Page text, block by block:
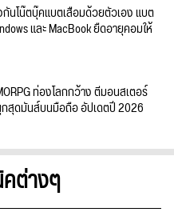
นโน๊ตบุ๊คแบตเสื่อมด้วยตัวเอง แบต
และ MacBook ยืดอายุคอมให้
ท่องโลกกว้าง ตีมอนสเตอร์
สุดมันส์บนมือถือ อัปเดตปี 2026
ต่างๆ